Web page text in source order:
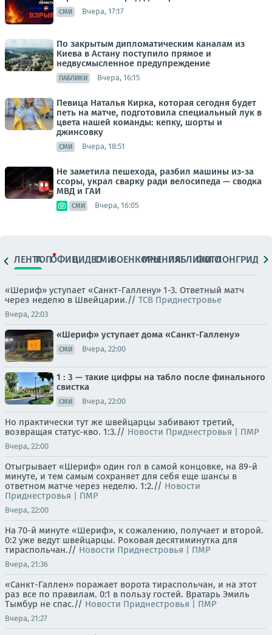
СМИ Вчера, 17:17
По закрытым дипломатическим каналам из
Киева в Астану поступило прямое и
недвусмысленное предупреждение
ПАБЛИКИ Вчера, 16:15
Певица Наталья Кирка, которая сегодня будет
петь на матче, подготовила специальный лук в
цвета нашей команды: кепку, шорты и
джинсовку
СМИ Вчера, 18:51
Не заметила пешехода, разбил машины из-за
ссоры, украл сварку ради велосипеда — сводка
МВД и ГАИ
СМИ Вчера, 16:05
ЛЕНТАТОПОФИЦ.ВИДЕОСМИВОЕНКОРЫМНЕНИЯПАБЛИКИ
ФОТОЛОНГРИДЫ
«Шериф» уступает «Санкт-Галлену» 1-3. Ответный матч
через неделю в Швейцарии.// ТСВ Приднестровье
Вчера, 22:03
«Шериф» уступает дома «Санкт-Галлену»
СМИ Вчера, 22:00
1 : 3 — такие цифры на табло после финального
свистка
СМИ Вчера, 22:00
Но практически тут же швейцарцы забивают третий,
возвращая статус-кво. 1:3.// Новости Приднестровья | ПМР
Вчера, 22:00
Отыгрывает «Шериф» один гол в самой концовке, на 89-й
минуте, и тем самым сохраняет для себя еще шансы в
ответном матче через неделю. 1:2.// Новости
Приднестровья | ПМР
Вчера, 22:00
На 70-й минуте «Шериф», к сожалению, получает и второй.
0:2 уже ведут швейцарцы. Роковая десятиминутка для
тираспольчан.// Новости Приднестровья | ПМР
Вчера, 21:36
«Санкт-Галлен» поражает ворота тираспольчан, и на этот
раз все по правилам. 0:1 в пользу гостей. Вратарь Эмиль
Тымбур не спас.// Новости Приднестровья | ПМР
Вчера, 21:27